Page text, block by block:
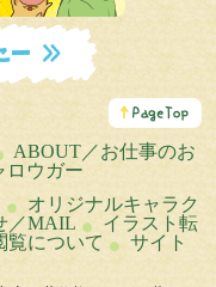
こ
の
ペ
ー
の
ト
ッ
プ
ABOUT／お仕事のお
ロウガー
オリジナルキャラク
／MAIL
イラスト転
覧について
サイト